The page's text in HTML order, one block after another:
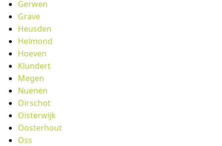
Gerwen
Grave
Heusden
Helmond
Hoeven
Klundert
Megen
Nuenen
Oirschot
Oisterwijk
Oosterhout
Oss